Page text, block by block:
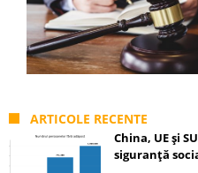
ARTICOLE RECENTE
China, UE și
siguranță